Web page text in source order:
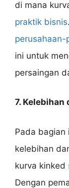
di mana
praktik bisnis
perusahaan-
ini untuk
persaingan
7. Kelebihan
Pada bagian
kelebihan
kurva kinked
Dengan